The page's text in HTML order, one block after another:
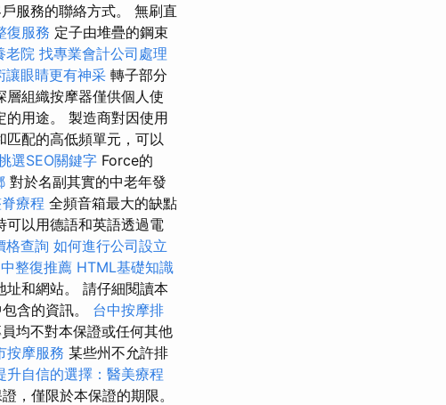
服務的聯絡方式。 無刷直
復服務 定子由堆疊的鋼束
老院 找專業會計公司處理
讓眼睛更有神采 轉子部分
組織按摩器僅供個人使
的用途。 製造商對因使用
配的高低頻單元，可以
選SEO關鍵字 Force的
對於名副其實的中老年發
療程 全頻音箱最大的缺點
以用德語和英語透過電
格查詢 如何進行公司設立
整復推薦 HTML基礎知識
址和網站。 請仔細閱讀本
含的資訊。 台中按摩排
均不對本保證或任何其他
按摩服務 某些州不允許排
升自信的選擇：醫美療程
，僅限於本保證的期限。